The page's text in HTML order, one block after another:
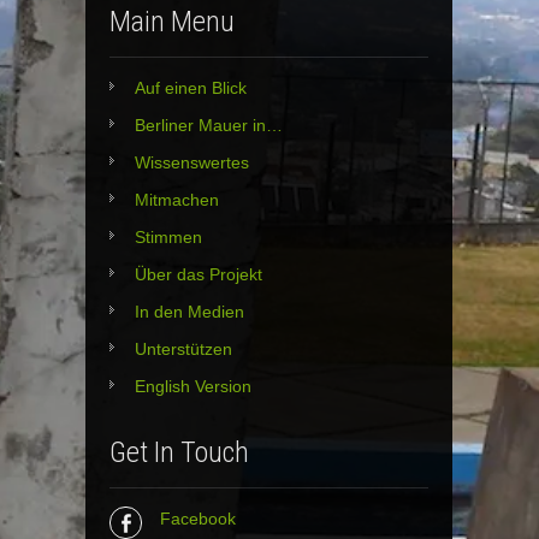
Main Menu
Auf einen Blick
Berliner Mauer in…
Wissenswertes
Mitmachen
Stimmen
Über das Projekt
In den Medien
Unterstützen
English Version
Get In Touch
Facebook